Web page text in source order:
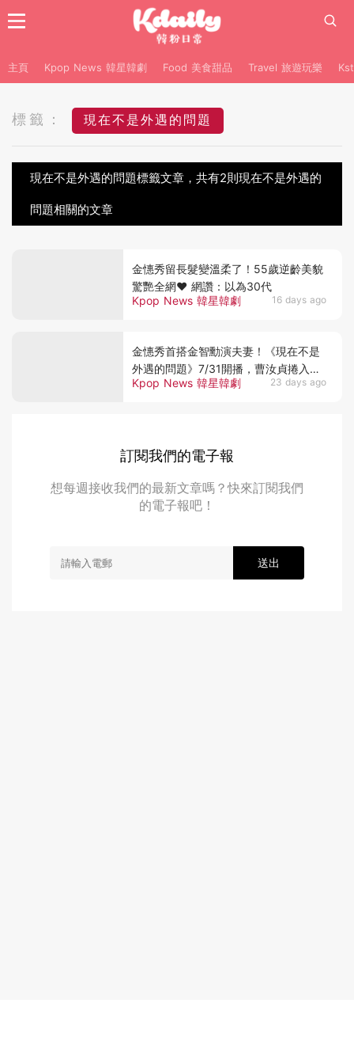
主頁 Kpop News 韓星韓劇 Food 美食甜品 Travel 旅遊玩樂
標籤： 現在不是外遇的問題
現在不是外遇的問題標籤文章，共有2則現在不是外遇的
問題相關的文章
Kpop News 韓星韓劇 16 days ago
金憓秀留長髮變溫柔了！55歲逆齡美貌
驚艷全網♥ 網讚：以為30代
Kpop News 韓星韓劇 23 days ago
金憓秀首搭金智勳演夫妻！《現在不是
外遇的問題》7/31開播，曹汝貞捲入驚
人秘密
訂閱我們的電子報
想每週接收我們的最新文章嗎？快來訂閱我們
的電子報吧！
送出